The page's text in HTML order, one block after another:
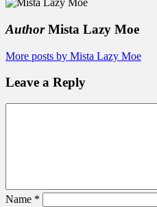
AuthorMista Lazy Moe
More posts by Mista Lazy Moe
Leave a Reply
Name *